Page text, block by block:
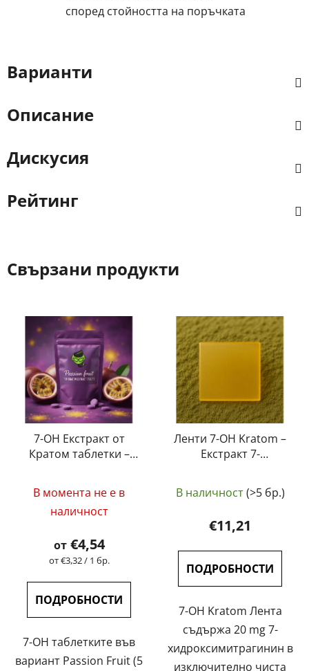
според стойността на поръчката
Варианти
Описание
Дискусия
Рейтинг
Свързани продукти
7-OH Екстракт от
Кратом таблетки –
В момента не е в
наличност
от€4,54
Измерване
цената:
от €3,32 / 1 бр.
ПОДРОБНОСТИ
7-OH таблетките във
вариант Passion Fruit (5
Ленти 7-OH Kratom –
Екстракт 7-
20 mg | GreenGuru
оценка
на
продукта
е
4,7
5
звезди.
В наличност(>5 бр.)
€11,21
ПОДРОБНОСТИ
7-OH Kratom Лента
съдържа 20 mg 7-
хидроксимитрагинин в
изключително чиста